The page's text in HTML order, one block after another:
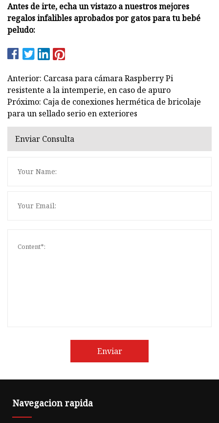
Antes de irte, echa un vistazo a nuestros mejores
regalos infalibles aprobados por gatos para tu bebé
peludo:
Anterior: Carcasa para cámara Raspberry Pi
resistente a la intemperie, en caso de apuro
Próximo: Caja de conexiones hermética de bricolaje
para un sellado serio en exteriores
Enviar Consulta
Enviar
Navegacion rapida